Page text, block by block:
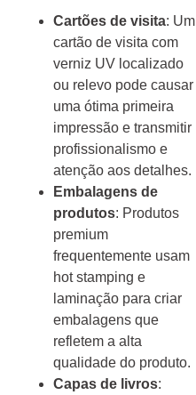
Cartões de visita: Um
cartão de visita com
verniz UV localizado
ou relevo pode causar
uma ótima primeira
impressão e transmitir
profissionalismo e
atenção aos detalhes.
Embalagens de
produtos: Produtos
premium
frequentemente usam
hot stamping e
laminação para criar
embalagens que
refletem a alta
qualidade do produto.
Capas de livros: